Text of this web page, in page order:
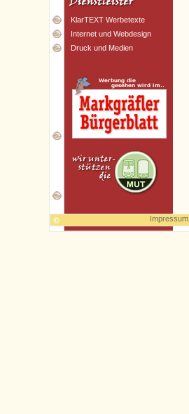
KlarTEXT Werbetexte
Internet und Webdesign
Druck und Medien
Impressum